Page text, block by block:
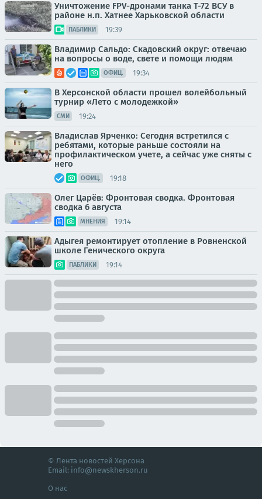
Уничтожение FPV-дронами танка Т-72 ВСУ в
районе н.п. Хатнее Харьковской области
ПАБЛИКИ 19:39
Владимир Сальдо: Скадовский округ: отвечаю
на вопросы о воде, свете и помощи людям
ОФИЦ. 19:34
В Херсонской области прошел волейбольный
турнир «Лето с молодежкой»
СМИ 19:24
Владислав Ярченко: Сегодня встретился с
ребятами, которые раньше состояли на
профилактическом учете, а сейчас уже сняты с
него
ОФИЦ. 19:18
Олег Царёв: Фронтовая сводка. Фронтовая
сводка 6 августа
МНЕНИЯ 19:14
Адыгея ремонтирует отопление в Ровненской
школе Генического округа
ПАБЛИКИ 19:14
© Лента новостей Херсона
Email: info@newskherson.ru
О нас